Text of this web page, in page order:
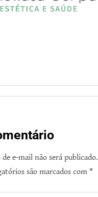
de e-mail não será publicado.
são marcados com *